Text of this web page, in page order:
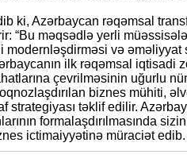
ki, Azərbaycan rəqəmsal
“Bu məqsədlə yerli
və əməliyyat
ilk rəqəmsal iqtisadi
çevrilməsinin uğurlu
biznes mühiti,
strategiyası təklif edilir.
formalaşdırılmasında
ictimaiyyətinə müraciət edib.